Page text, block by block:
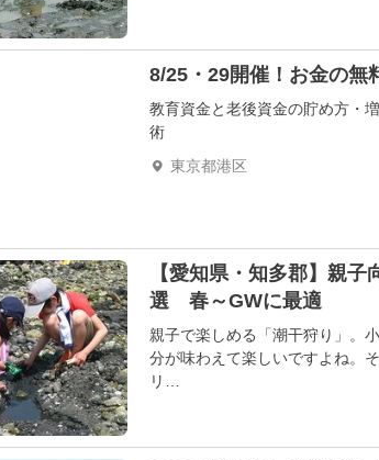
8/25・29開催！お金の無
教育資金と老後資金の貯め方・
術
東京都港区
【愛知県・知多郡】親
選 春～GWに最適
親子で楽しめる「潮干狩り」。
分が味わえて楽しいですよね。
リ…